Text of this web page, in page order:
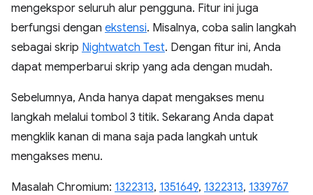
mengekspor seluruh alur pengguna. Fitur ini juga
berfungsi dengan ekstensi. Misalnya, coba salin langkah
sebagai skrip Nightwatch Test. Dengan fitur ini, Anda
dapat memperbarui skrip yang ada dengan mudah.
Sebelumnya, Anda hanya dapat mengakses menu
langkah melalui tombol 3 titik. Sekarang Anda dapat
mengklik kanan di mana saja pada langkah untuk
mengakses menu.
Masalah Chromium: 1322313, 1351649, 1322313, 1339767